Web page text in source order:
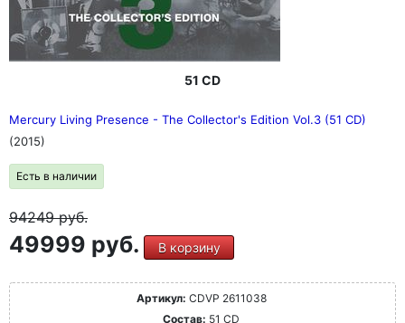
51 CD
Mercury Living Presence - The Collector's Edition Vol.3 (51 CD)
(2015)
Есть в наличии
94249руб.
49999 руб. В корзину
Артикул: CDVP 2611038
Состав: 51 CD